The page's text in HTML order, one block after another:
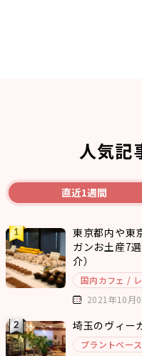
人気記
直近1週間
東京都内や東
ガンお土産7
介）
国内カフェ /
2021年10月
埼玉のヴィー
プラントベー